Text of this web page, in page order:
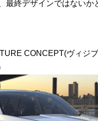
最終デザインではないか
CONCEPT(ヴィジ